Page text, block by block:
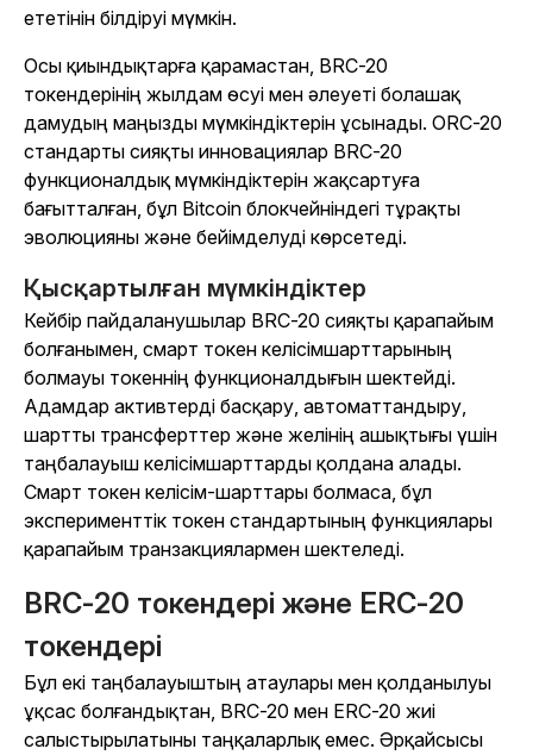
ететінін білдіруі мүмкін.
Осы қиындықтарға қарамастан, BRC-20
токендерінің жылдам өсуі мен әлеуеті болашақ
дамудың маңызды мүмкіндіктерін ұсынады. ORC-20
стандарты сияқты инновациялар BRC-20
функционалдық мүмкіндіктерін жақсартуға
бағытталған, бұл Bitcoin блокчейніндегі тұрақты
эволюцияны және бейімделуді көрсетеді.
Қысқартылған мүмкіндіктер
Кейбір пайдаланушылар BRC-20 сияқты қарапайым
болғанымен, смарт токен келісімшарттарының
болмауы токеннің функционалдығын шектейді.
Адамдар активтерді басқару, автоматтандыру,
шартты трансферттер және желінің ашықтығы үшін
таңбалауыш келісімшарттарды қолдана алады.
Смарт токен келісім-шарттары болмаса, бұл
эксперименттік токен стандартының функциялары
қарапайым транзакциялармен шектеледі.
BRC-20 токендері және ERC-20
токендері
Бұл екі таңбалауыштың атаулары мен қолданылуы
ұқсас болғандықтан, BRC-20 мен ERC-20 жиі
салыстырылатыны таңқаларлық емес. Әрқайсысы